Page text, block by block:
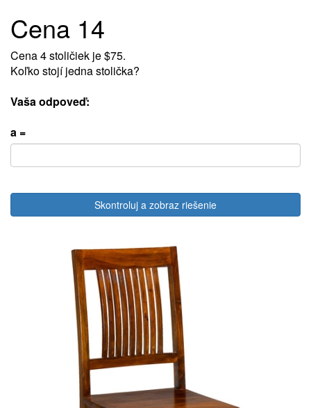
Cena 14
Cena 4 stoličiek je $75.
Koľko stojí jedna stolička?
Vaša odpoveď:
a =
Skontroluj a zobraz riešenie